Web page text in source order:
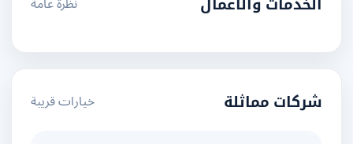
الخدمات والأعمال
شركات مماثلة خيارات قريبة